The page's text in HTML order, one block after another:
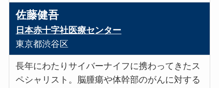
佐藤健吾
日本赤十字社医療センター
東京都渋谷区
長年にわたりサイバーナイフに携わってきたス
ペシャリスト。脳腫瘍や体幹部のがんに対する